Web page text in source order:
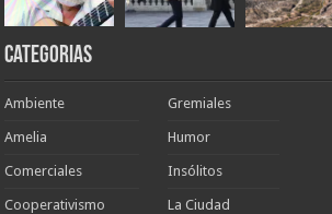
Categorias
Ambiente
Amelia
Comerciales
Cooperativismo
Gremiales
Humor
Insólitos
La Ciudad